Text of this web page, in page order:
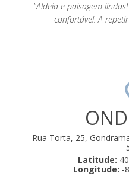
"Aldeia e paisagem
confortável. A
Rua Torta, 25,
Latitude:
Longitude: -